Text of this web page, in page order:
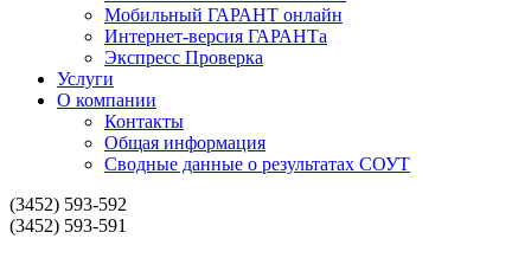
Мобильный ГАРАНТ онлайн
Интернет-версия ГАРАНТа
Экспресс Проверка
Услуги
О компании
Контакты
Общая информация
Сводные данные о результатах СОУТ
(3452) 593-592
(3452) 593-591